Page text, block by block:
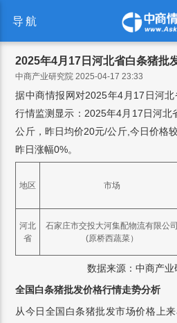
导航
2025年4月17日河北省白条猪批
中商产业研究院 2025-04-17 23:33
据中商情报网对2025年4月17日河
行情监测显示：2025年4月17日河北
公斤，昨日均价20元/公斤,今日价格
昨日涨幅0%。
地区 市场
河北
省
石家庄市交投大河集配物流有限公司
(原桥西蔬菜）
数据来源：中商产业
全国白条猪批发价格行情走势分析
从今日全国白条猪批发市场价格上